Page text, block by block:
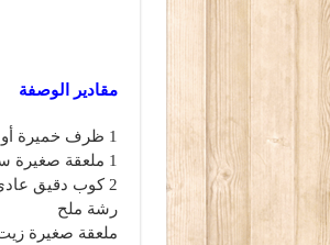
مقادير الوصفة
1 ظرف خميرة أو 3 ملاعق
1 ملعقة صغيرة سكر
2 كوب دقيق عادي
رشة ملح
ملعقة صغيرة